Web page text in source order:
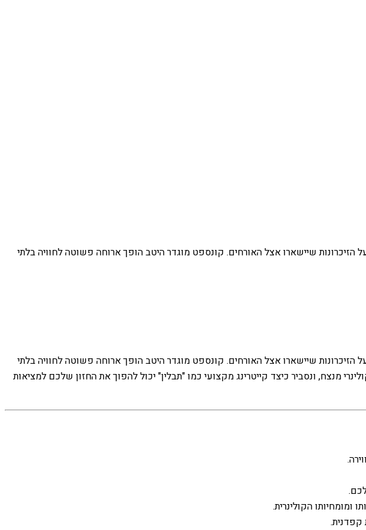
הזיכרונות שיישארו אצל האורחים. קונספט מוגדר היטב הופך ארוחה פשוטה לחוויה בלתי
הזיכרונות שיישארו אצל האורחים. קונספט מוגדר היטב הופך ארוחה פשוטה לחוויה בלתי
מנצח, ונסביר כיצד קייטרינג מקצועי כמו "תבלין" יכול להפוך את החזון שלכם למציאות
ומומחיותו הקולינרית.
קפדנית.